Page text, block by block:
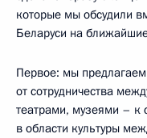
которые мы обсудили
Беларуси на
Первое: мы
от сотрудничества
театрами, музеями – к
в области культуры